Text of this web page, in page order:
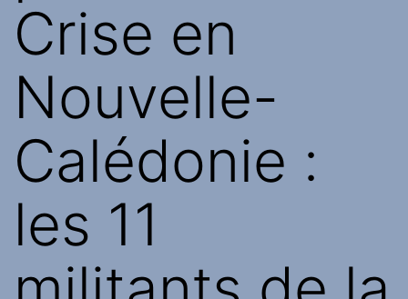
Crise en
Nouvelle-
Calédonie :
les 11